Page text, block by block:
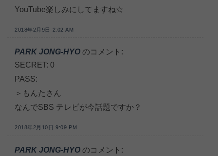
YouTube楽しみにしてますね☆
2018年2月9日 2:02 AM
PARK JONG-HYO のコメント:
SECRET: 0
PASS:
＞もんたさん
なんでSBS テレビが今話題ですか？
2018年2月10日 9:09 PM
PARK JONG-HYO のコメント: